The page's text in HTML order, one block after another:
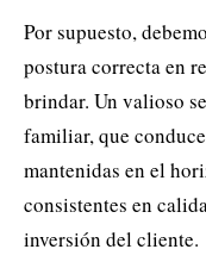
Por supuesto,
postura correcta en
brindar. Un valioso
familiar, que
mantenidas en el
consistentes en
inversión del cliente.